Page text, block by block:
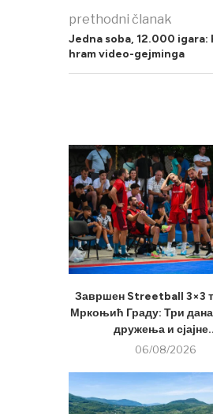
prethodni članak
Jedna soba, 12.000
hram video-gejminga
Завршен Streetball 3×3
Мркоњић Граду: Три дана
дружења и
06/08/2026